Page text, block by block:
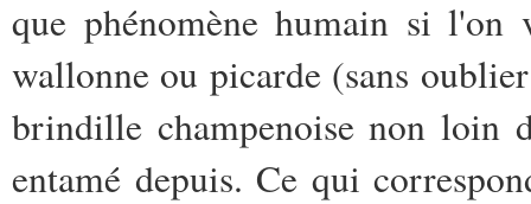
que phénomène humain si l'on
wallonne ou picarde (sans
brindille champenoise non loin
entamé depuis. Ce qui